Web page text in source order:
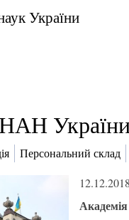
України
Персональний склад
12.12.2018
Академія